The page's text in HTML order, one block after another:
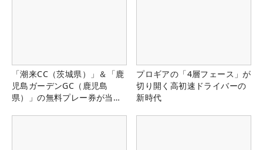
「潮来CC（茨城県）」＆「鹿
児島ガーデンGC（鹿児島
県）」の無料プレー券が当た
プロギアの「4層フェース」が
切り開く高初速ドライバーの
新時代